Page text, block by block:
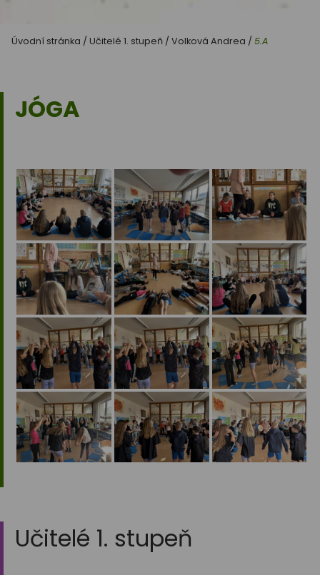
Úvodní stránka / Učitelé 1. stupeň / Volková Andrea / 5.A
JÓGA
Učitelé 1. stupeň